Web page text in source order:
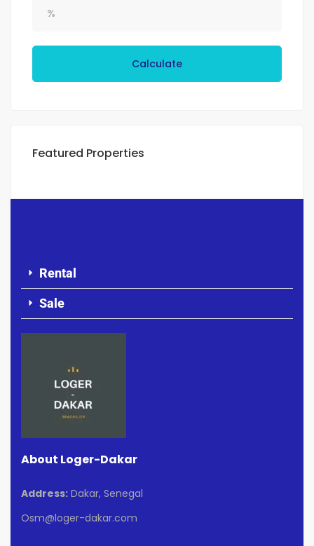
Calculate
Featured Properties
Rental
Sale
About Loger-Dakar
Address: Dakar, Senegal
Osm@loger-dakar.com